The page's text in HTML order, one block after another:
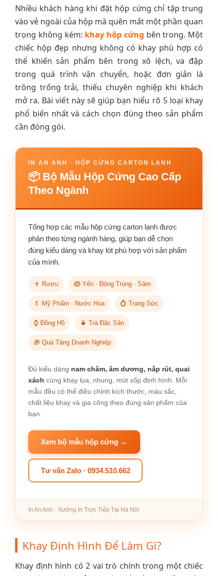
Nhiều khách hàng khi đặt hộp cứng chỉ tập trung
vào vẻ ngoài của hộp mà quên mất một phần quan
trọng không kém: khay hộp cứng bên trong. Một
chiếc hộp đẹp nhưng không có khay phù hợp có
thể khiến sản phẩm bên trong xô lệch, va đập
trong quá trình vận chuyển, hoặc đơn giản là
trông trống trải, thiếu chuyên nghiệp khi khách
mở ra. Bài viết này sẽ giúp bạn hiểu rõ 5 loại khay
phổ biến nhất và cách chọn đúng theo sản phẩm
cần đóng gói.
IN AN ANH · HỘP CỨNG CARTON LẠNH
📦 Bộ Mẫu Hộp Cứng Cao Cấp
Theo Ngành
Tổng hợp các mẫu hộp cứng carton lạnh được
phân theo từng ngành hàng, giúp bạn dễ chọn
đúng kiểu dáng và khay lót phù hợp với sản phẩm
của mình.
🍷 Rượu 🪺 Yến · Đông Trùng · Sâm
💄 Mỹ Phẩm · Nước Hoa 💍 Trang Sức
⌚ Đồng Hồ 🍵 Trà Đặc Sản
🎁 Quà Tặng Doanh Nghiệp
Đủ kiểu dáng nam châm, âm dương, nắp rút, quai
xách cùng khay lụa, nhung, mút xốp định hình. Mỗi
mẫu đều có thể điều chỉnh kích thước, màu sắc,
chất liệu khay và gia công theo đúng sản phẩm của
bạn.
Xem bộ mẫu hộp cứng →
Tư vấn Zalo · 0934.510.662
In An Anh · Xưởng In Trực Tiếp Tại Hà Nội
Khay Định Hình Để Làm Gì?
Khay định hình có 2 vai trò chính trong một chiếc